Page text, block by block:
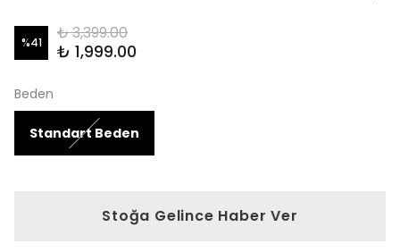
%41 ₺ 3,399.00
₺ 1,999.00
Beden
Standart Beden
Stoğa Gelince Haber Ver